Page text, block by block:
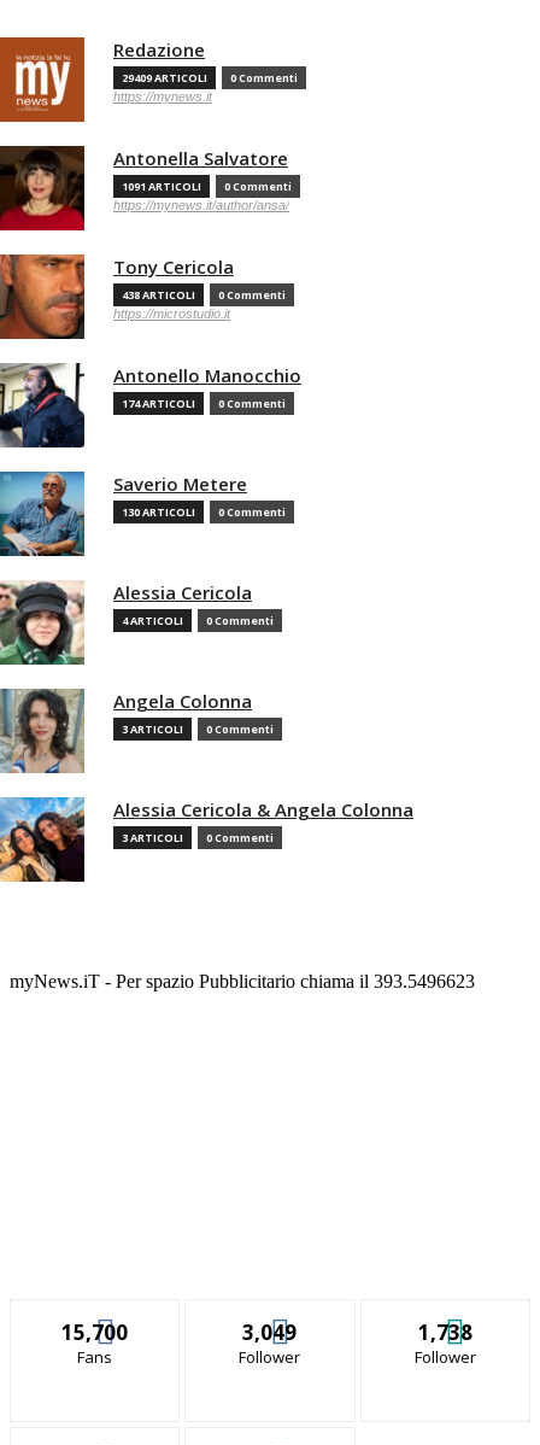
Redazione
29409 ARTICOLI 0 Commenti
https://mynews.it
Antonella Salvatore
1091 ARTICOLI 0 Commenti
https://mynews.it/author/ansa/
Tony Cericola
438 ARTICOLI 0 Commenti
https://microstudio.it
Antonello Manocchio
174 ARTICOLI 0 Commenti
Saverio Metere
130 ARTICOLI 0 Commenti
Alessia Cericola
4 ARTICOLI 0 Commenti
Angela Colonna
3 ARTICOLI 0 Commenti
Alessia Cericola & Angela Colonna
3 ARTICOLI 0 Commenti
myNews.iT - Per spazio Pubblicitario chiama il 393.5496623
15,700
Fans
3,049
Follower
1,738
Follower